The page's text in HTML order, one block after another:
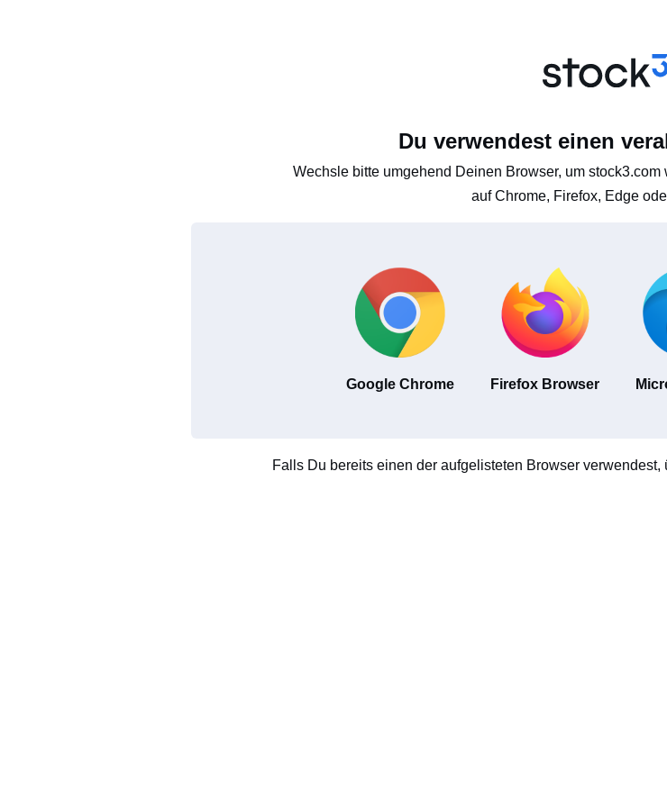
Du verwendest einen
Wechsle bitte umgehend Deinen Browser, um
auf Chrome, Firefox, Edge
Google Chrome Firefox Browser
Falls Du bereits einen der aufgelisteten Browser